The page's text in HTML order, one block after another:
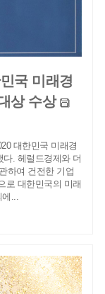
국 미래경
상 수상
대한민국 미래경
. 헤럴드경제와 더
하여 건전한 기업
로 대한민국의 미래
에...